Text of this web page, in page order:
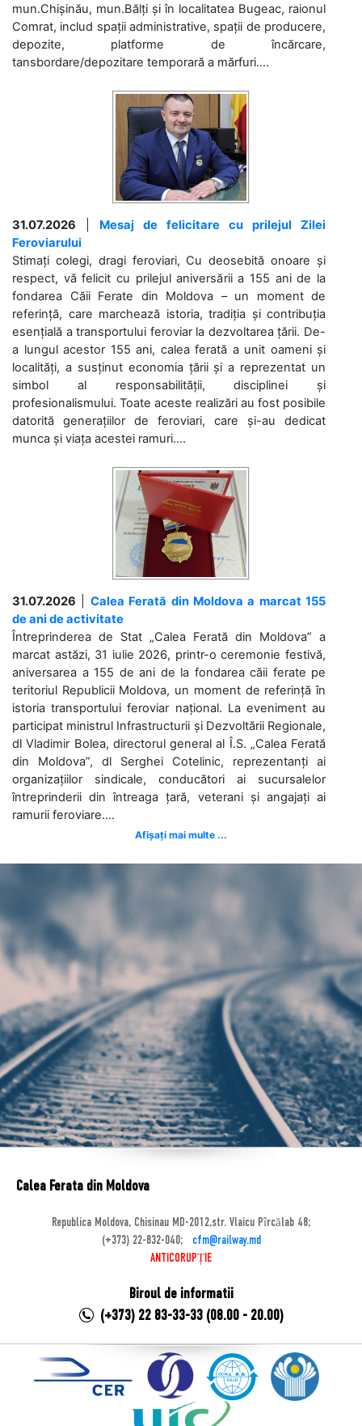
mun.Chișinău, mun.Bălți și în localitatea Bugeac, raionul
Comrat, includ spații administrative, spații de producere,
depozite, platforme de încărcare,
tansbordare/depozitare temporară a mărfuri....
31.07.2026
Mesaj de felicitare cu prilejul Zilei
Feroviarului
Stimați colegi, dragi feroviari, Cu deosebită onoare și
respect, vă felicit cu prilejul aniversării a 155 ani de la
fondarea Căii Ferate din Moldova – un moment de
referință, care marchează istoria, tradiția și contribuția
esențială a transportului feroviar la dezvoltarea țării. De-
a lungul acestor 155 ani, calea ferată a unit oameni și
localități, a susținut economia țării și a reprezentat un
simbol al responsabilității, disciplinei și
profesionalismului. Toate aceste realizări au fost posibile
datorită generațiilor de feroviari, care și-au dedicat
munca și viața acestei ramuri....
31.07.2026
Calea Ferată din Moldova a marcat 155
de ani de activitate
Întreprinderea de Stat „Calea Ferată din Moldova” a
marcat astăzi, 31 iulie 2026, printr-o ceremonie festivă,
aniversarea a 155 de ani de la fondarea căii ferate pe
teritoriul Republicii Moldova, un moment de referință în
istoria transportului feroviar național. La eveniment au
participat ministrul Infrastructurii și Dezvoltării Regionale,
dl Vladimir Bolea, directorul general al Î.S. „Calea Ferată
din Moldova”, dl Serghei Cotelinic, reprezentanți ai
organizațiilor sindicale, conducători ai sucursalelor
întreprinderii din întreaga țară, veterani și angajați ai
ramurii feroviare....
Afișați mai multe ...
Calea Ferata din Moldova
Republica Moldova, Chisinau MD-2012,str. Vlaicu Pîrcălab 48;
(+373) 22-832-040;
cfm@railway.md
ANTICORUPȚIE
Biroul de informatii
(+373) 22 83-33-33 (08.00 - 20.00)